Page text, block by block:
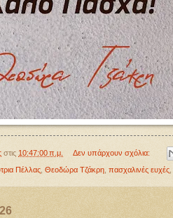
στις 10:47:00 π.μ. Δεν υπάρχουν σχόλια:
Πέλλας Θεοδώρα Τζάκρη πασχαλινές ευχές